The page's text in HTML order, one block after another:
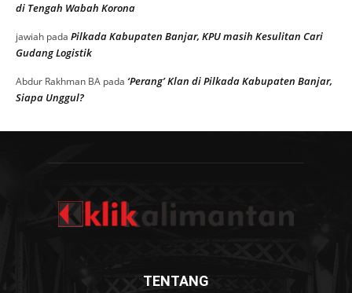
di Tengah Wabah Korona
jawiah pada Pilkada Kabupaten Banjar, KPU masih Kesulitan Cari
Gudang Logistik
Abdur Rakhman BA pada ‘Perang’ Klan di Pilkada Kabupaten Banjar,
Siapa Unggul?
TENTANG